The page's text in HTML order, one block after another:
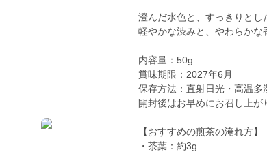
澄んだ水色と、すっきりとし
軽やかな渋みと、やわらかな
内容量：50g
賞味期限：2027年6月
保存方法：直射日光・高温
開封後はお早めにお召し上が
【おすすめの煎茶の淹れ方】
・茶葉：約3g